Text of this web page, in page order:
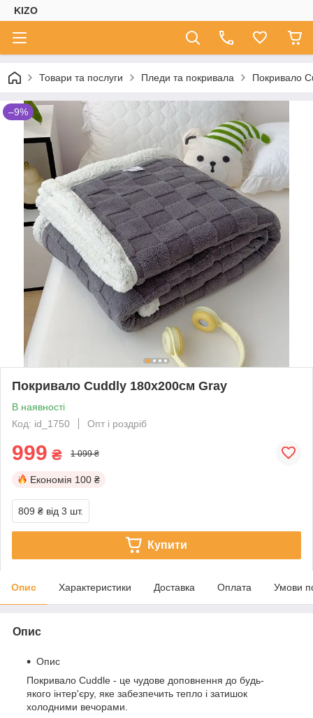
KIZO
Товари та послуги Пледи та покривала Покривало
–9%
Покривало Cuddly 180х200см Gray
В наявності
Код: id_1750
Опт і роздріб
999 ₴ 1 099 ₴
Економія 100 ₴
809 ₴ від 3 шт.
Купити
Опис Характеристики Доставка Оплата Умови
Опис
Опис
Покривало Cuddle - це чудове доповнення до будь-
якого інтер'єру, яке забезпечить тепло і затишок
холодними вечорами.